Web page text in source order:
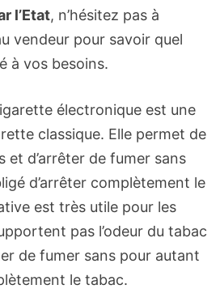
l’Etat, n’hésitez pas à
vendeur pour savoir quel
à vos besoins.
électronique est une
classique. Elle permet de
et d’arrêter de fumer sans
d’arrêter complètement le
est très utile pour les
pas l’odeur du tabac
de fumer sans pour autant
le tabac.